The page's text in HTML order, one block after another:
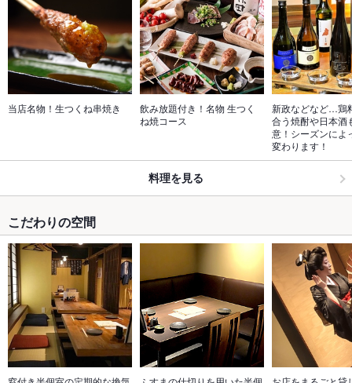
当店名物！生つくね串焼き
飲み放題付き！名物 生つく
ね焼コース
新政などなど…鶏
合う焼酎や日本酒
意！シーズンによ
変わります！
料理を見る
こだわりの空間